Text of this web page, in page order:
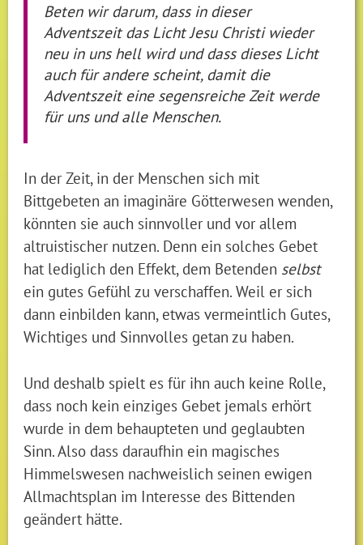
Beten wir darum, dass in dieser
Adventszeit das Licht Jesu Christi wieder
neu in uns hell wird und dass dieses Licht
auch für andere scheint, damit die
Adventszeit eine segensreiche Zeit werde
für uns und alle Menschen.
In der Zeit, in der Menschen sich mit
Bittgebeten an imaginäre Götterwesen wenden,
könnten sie auch sinnvoller und vor allem
altruistischer nutzen. Denn ein solches Gebet
hat lediglich den Effekt, dem Betenden selbst
ein gutes Gefühl zu verschaffen. Weil er sich
dann einbilden kann, etwas vermeintlich Gutes,
Wichtiges und Sinnvolles getan zu haben.
Und deshalb spielt es für ihn auch keine Rolle,
dass noch kein einziges Gebet jemals erhört
wurde in dem behaupteten und geglaubten
Sinn. Also dass daraufhin ein magisches
Himmelswesen nachweislich seinen ewigen
Allmachtsplan im Interesse des Bittenden
geändert hätte.